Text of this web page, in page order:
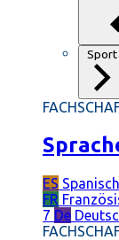
Sport
ES Spanisch
FR
7 De